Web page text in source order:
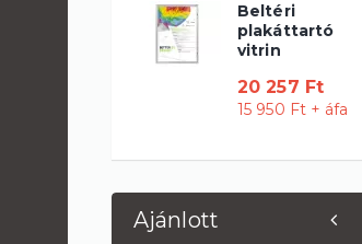
Beltéri
plakáttartó
vitrin
20 257 Ft
15 950 Ft + áfa
Ajánlott